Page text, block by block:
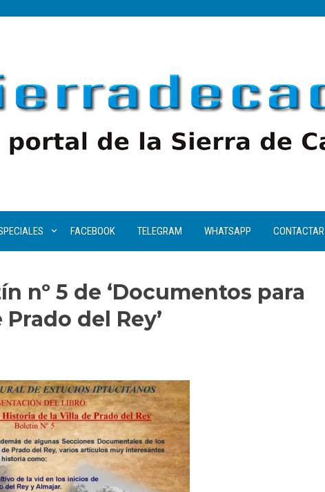
FACEBOOK TELEGRAM WHATSAPP CONTACTAR
nº 5 de ‘Documentos para
del Rey’